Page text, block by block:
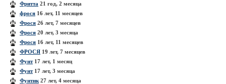
Фритта 21 год, 2 месяца
фрося 16 лет, 11 месяцев
Фрося 26 лет, 7 месяцев
Фрося 20 лет, 3 месяца
Фрося 16 лет, 11 месяцев
ФРОСЯ 19 лет, 7 месяцев
Фунт17 лет, 1 месяц
Фунт17 лет, 3 месяца
Фунтик 27 лет, 4 месяца